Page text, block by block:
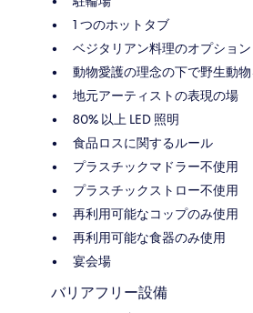
1 つのホットタブ
ベジタリアン料理のオプション
動物愛護の理念の下で野生動
地元アーティストの表現の場
80% 以上 LED 照明
食品ロスに関するルール
プラスチックマドラー不使用
プラスチックストロー不使用
再利用可能なコップのみ使用
再利用可能な食器のみ使用
宴会場
バリアフリー設備